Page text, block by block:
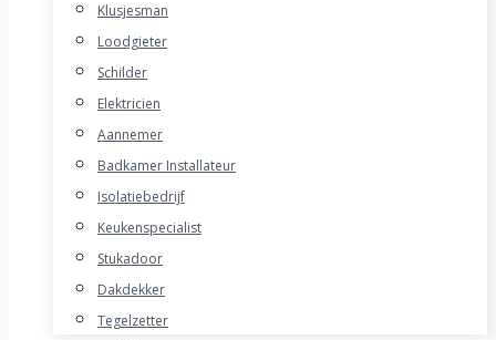
Klusjesman
Loodgieter
Schilder
Elektricien
Aannemer
Badkamer Installateur
Isolatiebedrijf
Keukenspecialist
Stukadoor
Dakdekker
Tegelzetter